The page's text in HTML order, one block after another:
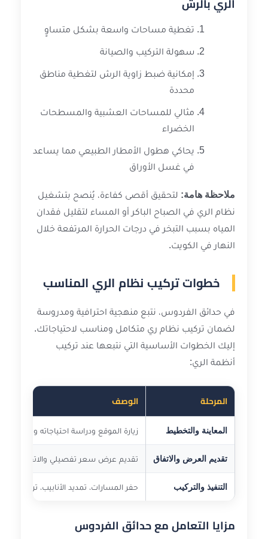
الري بالرش
تغطية مساحات واسعة بشكل متساوٍ
سهولة التركيب والصيانة
إمكانية ضبط زاوية الرش لتغطية مناطق
محددة
مثالي للمساحات العشبية والمسطحات
الخضراء
يحاكي هطول الأمطار الطبيعي مما يساعد
في غسل الأوراق
ملاحظة هامة: لتحقيق أقصى كفاءة، يُنصح بتشغيل
نظام الري في الصباح الباكر أو المساء لتقليل فقدان
المياه بسبب التبخر في درجات الحرارة المرتفعة خلال
النهار في الكويت.
خطوات تركيب نظام الري المناسب
في حدائق الفردوس، نتبع منهجية احترافية ومدروسة
لضمان تركيب نظام ري متكامل ومناسب لاحتياجاتك.
إليك الخطوات الأساسية التي نتبعها عند تركيب
أنظمة الري:
المرحلة الوصف
المعاينة والتخطيط زيارة الموقع ودراسة احتياجاته وتصميم
تقديم العرض والاتفاق تقديم عرض سعر تفصيلي والاتفاق على
التنفيذ والتركيب حفر المسارات، تمديد الأنابيب، تركيب
مزايا التعامل مع حدائق الفردوس